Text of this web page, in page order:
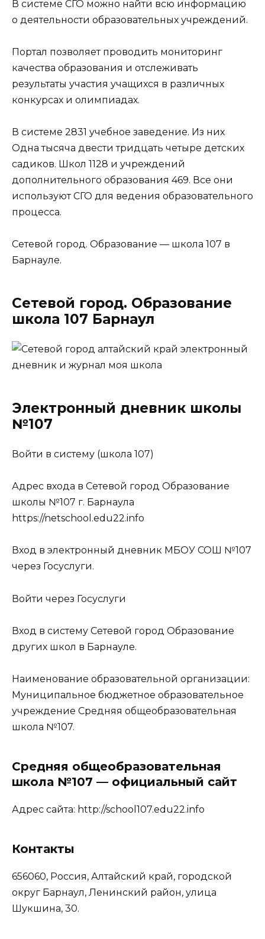
В системе СГО можно найти всю информацию
о деятельности образовательных учреждений.
Портал позволяет проводить мониторинг
качества образования и отслеживать
результаты участия учащихся в различных
конкурсах и олимпиадах.
В системе 2831 учебное заведение. Из них
Одна тысяча двести тридцать четыре детских
садиков. Школ 1128 и учреждений
дополнительного образования 469. Все они
используют СГО для ведения образовательного
процесса.
Cетевой город. Образование — школа 107 в
Барнауле.
Сетевой город. Образование
школа 107 Барнаул
Электронный дневник школы
№107
Войти в систему (школа 107)
Адрес входа в Сетевой город Образование
школы №107 г. Барнаула
https://netschool.edu22.info
Вход в электронный дневник МБОУ СОШ №107
через Госуслуги.
Войти через Госуслуги
Вход в систему Сетевой город Образование
других школ в Барнауле.
Наименование образовательной организации:
Муниципальное бюджетное образовательное
учреждение Средняя общеобразовательная
школа №107.
Средняя общеобразовательная
школа №107 — официальный сайт
Адрес сайта: http://school107.edu22.info
Контакты
656060, Россия, Алтайский край, городской
округ Барнаул, Ленинский район, улица
Шукшина, 30.